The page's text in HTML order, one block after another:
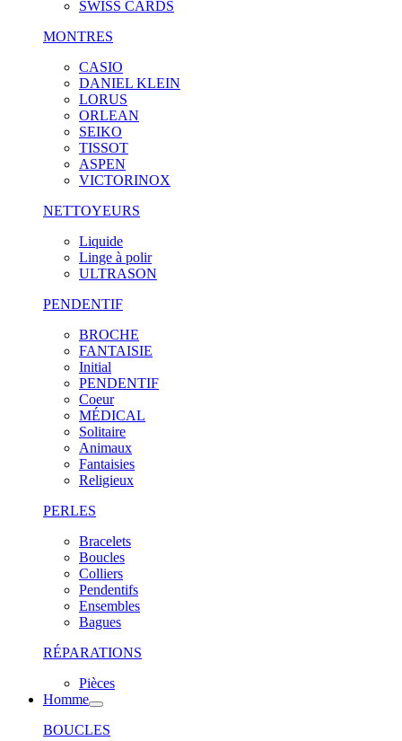
SWISS CARDS
MONTRES
CASIO
DANIEL KLEIN
LORUS
ORLEAN
SEIKO
TISSOT
ASPEN
VICTORINOX
NETTOYEURS
Liquide
Linge à polir
ULTRASON
PENDENTIF
BROCHE
FANTAISIE
Initial
PENDENTIF
Coeur
MÉDICAL
Solitaire
Animaux
Fantaisies
Religieux
PERLES
Bracelets
Boucles
Colliers
Pendentifs
Ensembles
Bagues
RÉPARATIONS
Pièces
Homme
BOUCLES